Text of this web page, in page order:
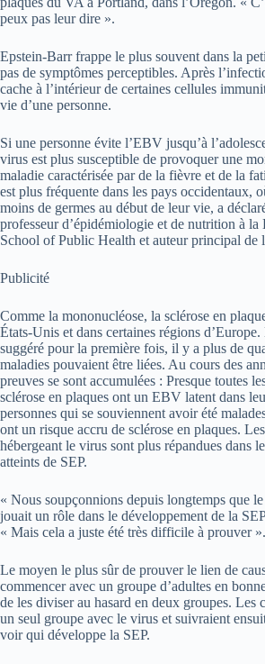
peux pas leur dire ».
Epstein-Barr frappe le plus souvent dans la
pas de symptômes perceptibles. Après
cache à l’intérieur de certaines cellules
vie d’une personne.
Si une personne évite l’EBV jusqu’à
virus est plus susceptible de provoquer une
maladie caractérisée par de la fièvre et de la
est plus fréquente dans les pays occidentaux,
moins de germes au début de leur vie, a
professeur d’épidémiologie et de nutrition à
School of Public Health et auteur principal de
Publicité
Comme la mononucléose, la sclérose en
États-Unis et dans certaines régions
suggéré pour la première fois, il y a plus de
maladies pouvaient être liées. Au cours des
preuves se sont accumulées : Presque toutes
sclérose en plaques ont un EBV latent dans
personnes qui se souviennent avoir été
ont un risque accru de sclérose en plaques.
hébergeant le virus sont plus répandues dans
atteints de SEP.
« Nous soupçonnions depuis longtemps que
jouait un rôle dans le développement de la
« Mais cela a juste été très difficile à prouver ».
Le moyen le plus sûr de prouver le lien de
commencer avec un groupe d’adultes en
de les diviser au hasard en deux groupes. Les
un seul groupe avec le virus et suivraient
voir qui développe la SEP.